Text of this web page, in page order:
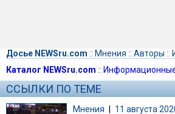
Досье NEWSru.com :: Мнения :: Авторы ::
Каталог NEWSru.com ::
ССЫЛКИ ПО ТЕМЕ
Мнения | 11 августа